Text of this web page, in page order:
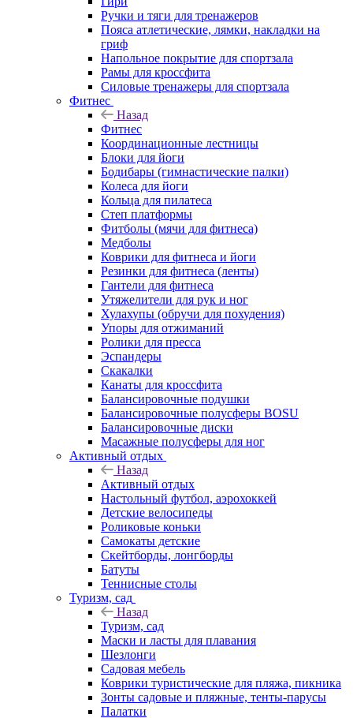
Ручки и тяги для тренажеров
Пояса атлетические, лямки, накладки на
гриф
Напольное покрытие для спортзала
Рамы для кроссфита
Силовые тренажеры для спортзала
Фитнес
Назад
Фитнес
Координационные лестницы
Блоки для йоги
Бодибары (гимнастические палки)
Колеса для йоги
Кольца для пилатеса
Степ платформы
Фитболы (мячи для фитнеса)
Медболы
Коврики для фитнеса и йоги
Резинки для фитнеса (ленты)
Гантели для фитнеса
Утяжелители для рук и ног
Хулахупы (обручи для похудения)
Упоры для отжиманий
Ролики для пресса
Эспандеры
Скакалки
Канаты для кроссфита
Балансировочные подушки
Балансировочные полусферы BOSU
Балансировочные диски
Масажные полусферы для ног
Активный отдых
Назад
Активный отдых
Настольный футбол, аэрохоккей
Детские велосипеды
Роликовые коньки
Самокаты детские
Скейтборды, лонгборды
Батуты
Теннисные столы
Туризм, сад
Назад
Туризм, сад
Маски и ласты для плавания
Шезлонги
Садовая мебель
Коврики туристические для пляжа, пикника
Зонты садовые и пляжные, тенты-парусы
Палатки